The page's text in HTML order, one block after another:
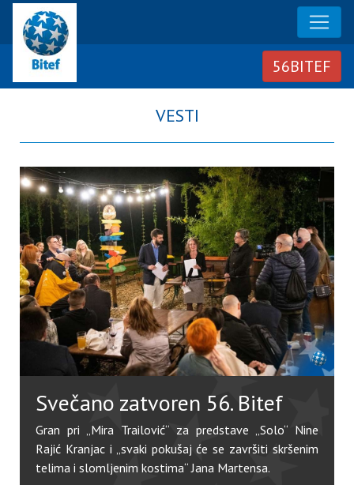
Vesti - 56. BITEF
VESTI
Svečano zatvoren 56. Bitef
Gran pri „Mira Trailović“ za predstave „Solo“ Nine
Rajić Kranjac i „svaki pokušaj će se završiti skršenim
telima i slomljenim kostima“ Jana Martensa.